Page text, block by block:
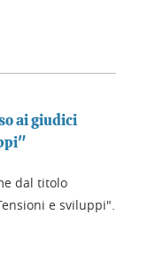
ai giudici
dal titolo
e sviluppi".